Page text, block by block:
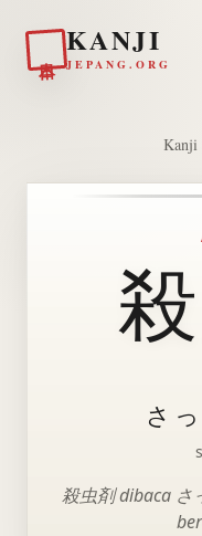
KANJI
JEPANG.ORG
Kanji
さ
殺虫剤 dibaca さ